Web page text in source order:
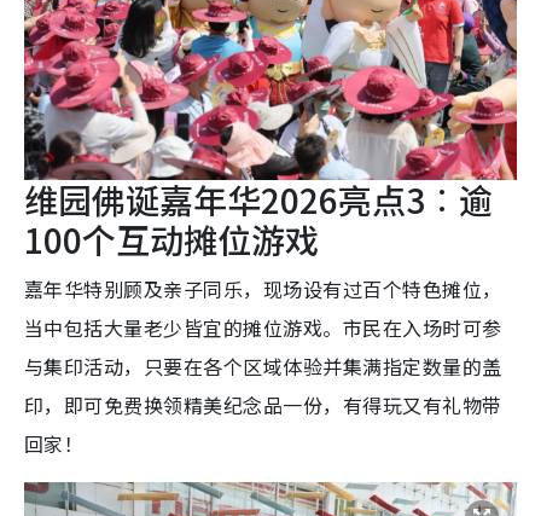
维园佛诞嘉年华2026亮点3︰逾
100个互动摊位游戏
嘉年华特别顾及亲子同乐，现场设有过百个特色摊位，
当中包括大量老少皆宜的摊位游戏。市民在入场时可参
与集印活动，只要在各个区域体验并集满指定数量的盖
印，即可免费换领精美纪念品一份，有得玩又有礼物带
回家！